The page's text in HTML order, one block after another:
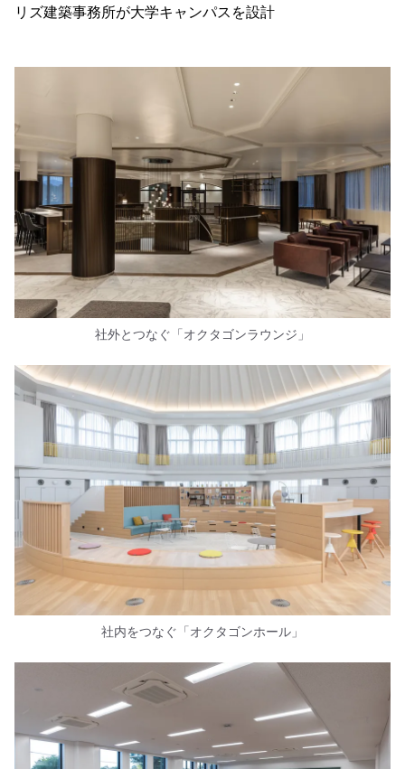
リズ建築事務所が大学キャンパスを設計
社外とつなぐ「オクタゴンラウンジ」
社内をつなぐ「オクタゴンホール」